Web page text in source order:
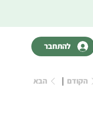
להתחבר
הקודם הבא